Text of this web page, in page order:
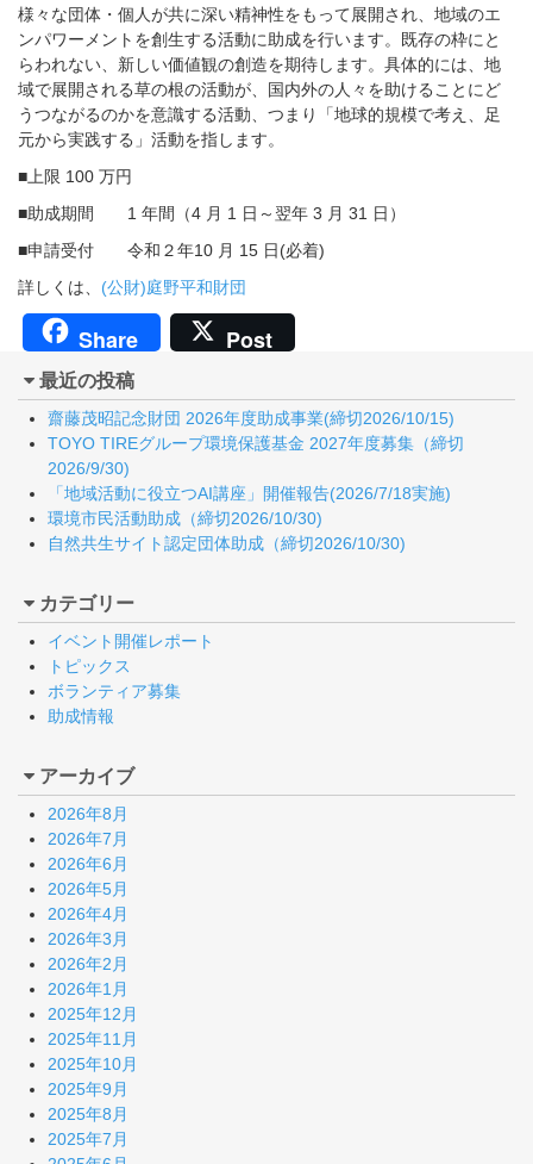
様々な団体・個人が共に深い精神性をもって展開され、地域のエ
ンパワーメントを創生する活動に助成を行います。既存の枠にと
らわれない、新しい価値観の創造を期待します。具体的には、地
域で展開される草の根の活動が、国内外の人々を助けることにど
うつながるのかを意識する活動、つまり「地球的規模で考え、足
元から実践する」活動を指します。
■上限 100 万円
■助成期間 1 年間（4 月 1 日～翌年 3 月 31 日）
■申請受付 令和２年10 月 15 日(必着)
詳しくは、 (公財)庭野平和財団
Share Post
最近の投稿
齋藤茂昭記念財団 2026年度助成事業(締切2026/10/15)
TOYO TIREグループ環境保護基金 2027年度募集（締切
2026/9/30)
「地域活動に役立つAI講座」開催報告(2026/7/18実施)
環境市民活動助成（締切2026/10/30)
自然共生サイト認定団体助成（締切2026/10/30)
カテゴリー
イベント開催レポート
トピックス
ボランティア募集
助成情報
アーカイブ
2026年8月
2026年7月
2026年6月
2026年5月
2026年4月
2026年3月
2026年2月
2026年1月
2025年12月
2025年11月
2025年10月
2025年9月
2025年8月
2025年7月